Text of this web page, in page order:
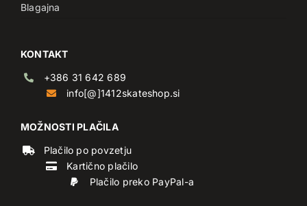
Blagajna
KONTAKT
+386 31 642 689
info[@]1412skateshop.si
MOŽNOSTI PLAČILA
Plačilo po povzetju
Kartično plačilo
Plačilo preko PayPal-a